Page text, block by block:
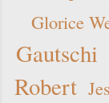
Glorice
Gautschi
Robert